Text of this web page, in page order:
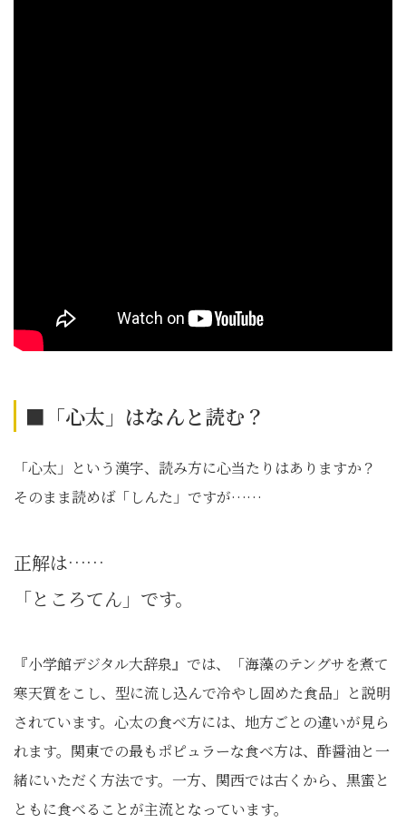
■「心太」はなんと読む？
「心太」という漢字、読み方に心当たりはありますか？
そのまま読めば「しんた」ですが……
正解は……
「ところてん」です。
『小学館デジタル大辞泉』では、「海藻のテングサを煮て
寒天質をこし、型に流し込んで冷やし固めた食品」と説明
されています。心太の食べ方には、地方ごとの違いが見ら
れます。関東での最もポピュラーな食べ方は、酢醤油と一
緒にいただく方法です。一方、関西では古くから、黒蜜と
ともに食べることが主流となっています。